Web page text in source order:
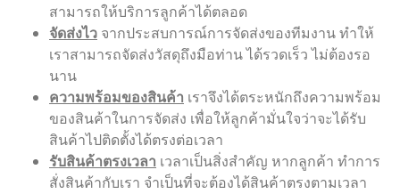
สามารถให้บริการลูกค้าได้ตลอด
จัดส่งไว จากประสบการณ์การจัดส่งของทีมงาน ทำให้
เราสามารถจัดส่งวัสดุถึงมือท่าน ได้รวดเร็ว ไม่ต้องรอ
นาน
ความพร้อมของสินค้า เราจึงได้ตระหนักถึงความพร้อม
ของสินค้าในการจัดส่ง เพื่อให้ลูกค้ามั่นใจว่าจะได้รับ
สินค้าไปติดตั้งได้ตรงต่อเวลา
รับสินค้าตรงเวลา เวลาเป็นสิ่งสำคัญ หากลูกค้า ทำการ
สั่งสินค้ากับเรา จำเป็นที่จะต้องได้สินค้าตรงตามเวลา